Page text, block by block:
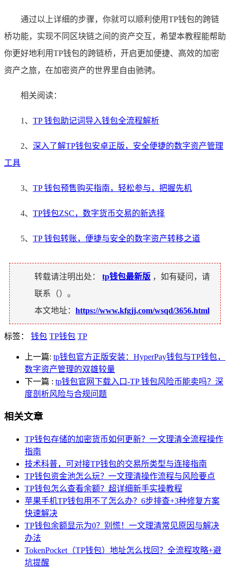
通过以上详细的步骤，你就可以顺利使用TP钱包的跨链
桥功能，实现不同区块链之间的资产交互，希望本教程能帮助
你更好地利用TP钱包的跨链桥，开启更加便捷、高效的加密
资产之旅，在加密资产的世界里自由驰骋。
相关阅读：
1、 TP 钱包助记词导入钱包全流程解析
2、 深入了解TP钱包安卓正版，安全便捷的数字资产管理
工具
3、 TP 钱包预售购买指南，轻松参与，把握先机
4、 TP钱包ZSC，数字货币交易的新选择
5、 TP 钱包转账，便捷与安全的数字资产转移之道
转载请注明出处： tp钱包最新版 ，如有疑问，请
联系（）。
本文地址： https://www.kfgjj.com/wsqd/3656.html
标签： 钱包 TP钱包 TP
上一篇: tp钱包官方正版安装：HyperPay钱包与TP钱包，
数字资产管理的双雄较量
下一篇 : tp钱包官网下载入口-TP 钱包风险币能卖吗？深
度剖析风险与合规问题
相关文章
TP钱包存储的加密货币如何更新？一文理清全流程操作
指南
技术科普，可对接TP钱包的交易所类型与连接指南
TP钱包资金池怎么玩？一文理清操作流程与风险要点
TP钱包怎么查看余额？超详细新手实操教程
苹果手机TP钱包用不了怎么办？6步排查+3种修复方案
快速解决
TP钱包余额显示为0？别慌！一文理清常见原因与解决
办法
TokenPocket（TP钱包）地址怎么找回？全流程攻略+避
坑提醒